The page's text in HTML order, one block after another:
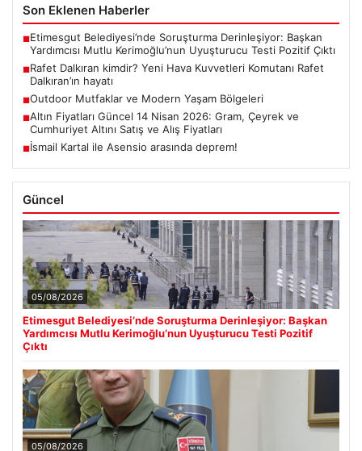
Son Eklenen Haberler
■Etimesgut Belediyesi’nde Soruşturma Derinleşiyor: Başkan
Yardımcısı Mutlu Kerimoğlu’nun Uyuşturucu Testi Pozitif Çıktı
■Rafet Dalkıran kimdir? Yeni Hava Kuvvetleri Komutanı Rafet
Dalkıran’ın hayatı
■Outdoor Mutfaklar ve Modern Yaşam Bölgeleri
■Altın Fiyatları Güncel 14 Nisan 2026: Gram, Çeyrek ve
Cumhuriyet Altını Satış ve Alış Fiyatları
■İsmail Kartal ile Asensio arasında deprem!
Güncel
05/08/2026
Etimesgut Belediyesi’nde Soruşturma Derinleşiyor: Başkan
Yardımcısı Mutlu Kerimoğlu’nun Uyuşturucu Testi Pozitif
Çıktı
05/08/2026